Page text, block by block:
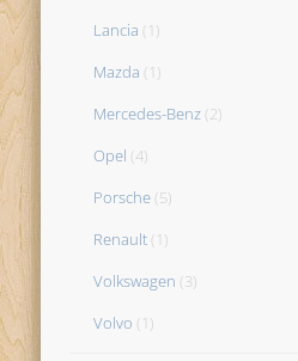
Lancia (1)
Mazda (1)
Mercedes-Benz (2)
Opel (4)
Porsche (5)
Renault (1)
Volkswagen (3)
Volvo (1)